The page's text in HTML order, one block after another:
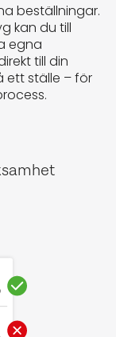
beställningar.
kan du till
egna
till din
ett ställe – för